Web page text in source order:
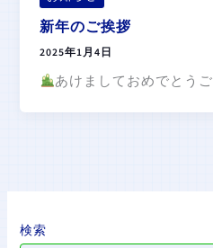
新年のご挨拶
2025年1月4日
あけましておめでとうご
検索